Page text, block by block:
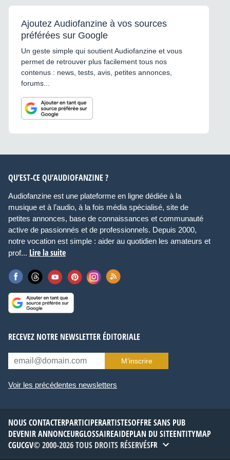
Ajoutez Audiofanzine à vos sources
préférées sur Google
Un geste simple qui soutient Audiofanzine et vous
permet de retrouver plus facilement tous nos
contenus : news, tests, avis, petites annonces,
forums...
QU’EST-CE QU’AUDIOFANZINE ?
Audiofanzine est une plateforme en ligne dédiée à la
musique et à l’audio, à la fois média spécialisé, site de
petites annonces, base de connaissances et communauté
active de passionnés et de professionnels. Depuis 2000,
notre vocation est simple : aider au quotidien les amateurs et
prof... Lire la suite
RECEVEZ NOTRE NEWSLETTER ÉDITORIALE
M’inscrire
Voir les précédentes newsletters
NOUS CONTACTERPARTICIPERARTISTESOFFRE SANS PUB
DEVENIR ANNONCEURGLOSSAIREAIDEPLAN DU SITEENTITYMAP
CGUCGV© 2000-2026 TOUS DROITS RÉSERVÉSFR